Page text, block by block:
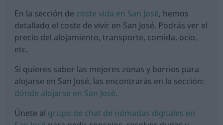
En la sección de coste vida en San José, hemos
detallado el coste de vivir en San José. Podrás ver el
precio del alojamiento, transporte, comida, ocio,
etc.
Si quieres saber las mejores zonas y barrios para
alojarse en San José, las encontrarás en la sección:
dónde alojarse en San José.
Únete al grupo de chat de nómadas digitales en